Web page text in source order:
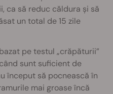
ca să reduc căldura și să
un total de 15 zile
pe testul „crăpăturii”
sunt suficient de
început să pocnească în
mai groase încă